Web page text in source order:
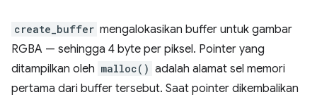
create_buffer mengalokasikan buffer untuk gambar
RGBA — sehingga 4 byte per piksel. Pointer yang
ditampilkan oleh malloc() adalah alamat sel memori
pertama dari buffer tersebut. Saat pointer dikembalikan